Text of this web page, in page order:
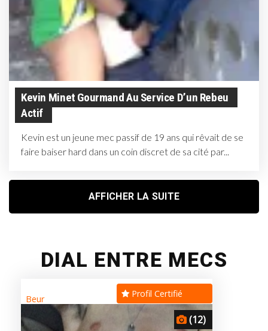
Kevin Minet Gourmand Au Service D’un Rebeu
Actif
Kevin est un jeune mec passif de 19 ans qui rêvait de se
faire baiser hard dans un coin discret de sa cité par...
AFFICHER LA SUITE
DIAL ENTRE MECS